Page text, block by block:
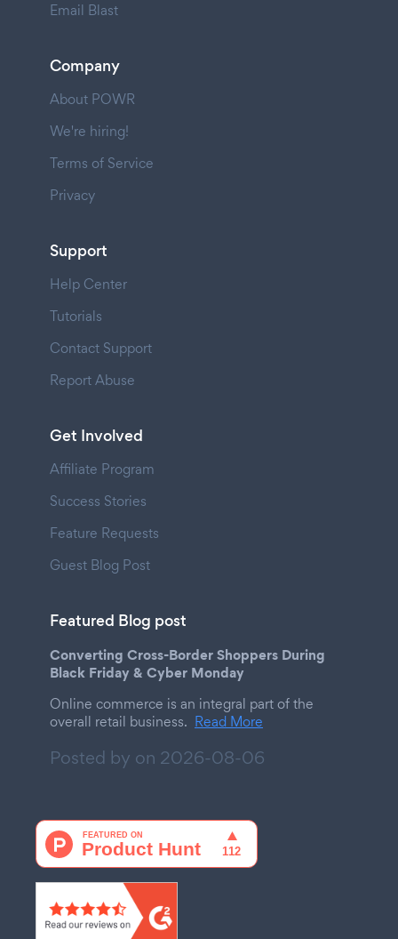
Email Blast
Company
About POWR
We're hiring!
Terms of Service
Privacy
Support
Help Center
Tutorials
Contact Support
Report Abuse
Get Involved
Affiliate Program
Success Stories
Feature Requests
Guest Blog Post
Featured Blog post
Converting Cross-Border Shoppers During
Black Friday & Cyber Monday
Online commerce is an integral part of the
overall retail business. Read More
Posted by on 2026-08-06